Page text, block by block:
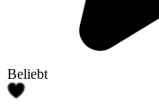
Beliebt